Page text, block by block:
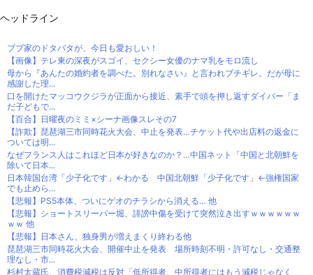
ヘッドライン
ブブ家のドタバタが、今日も愛おしい！
【画像】テレ東の深夜がスゴイ、セクシー女優のナマ乳をモロ流し
母から『あんたの婚約者を調べた。別れなさい』と言われブチギレ。だが母に
感謝した理...
口を開けたマッコウクジラが正面から接近、素手で頭を押し返すダイバー「ま
だ子どもで...
【百合】日曜夜のミミ×シーナ画像スレその7
【詐欺】琵琶湖三市同時花火大会、中止を発表…チケット代や出店料の返金に
ついては明...
なぜフランス人はこれほど日本が好きなのか？…中国ネット「中国と北朝鮮を
除いて日本...
日本韓国台湾「少子化です」←わかる 中国北朝鮮「少子化です」←強権国家
でも止めら...
【悲報】PS5本体、ついにゲオのチラシから消える… 他
【悲報】ショートスリーパー堀、誹謗中傷を受けて突然泣き出すｗｗｗｗｗｗ
ｗｗ 他
【悲報】日本さん、独身男が増えまくり終わる他
琵琶湖三市同時花火大会、開催中止を発表 場所時刻不明・許可なし・交通整
理なし・市...
杉村太蔵氏、消費税減税は反対「低所得者、中所得者にはもう減税じゃなく